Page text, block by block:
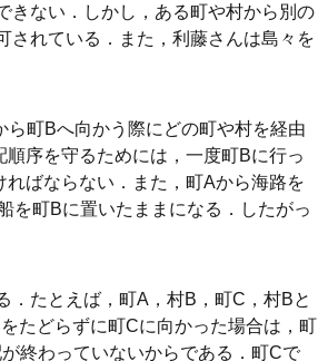
きない．しかし，ある町や村から別の
されている．また，利藤さんは島々を
町Bへ向かう際にどの町や村を経由
序を守るためには，一度町Bに行っ
ばならない．また，町Aから海路を
を町Bに置いたままになる．したがっ
．たとえば，町A，村B，町C，村Bと
たどらずに町Cに向かった場合は，町
終わっていないからである．町Cで